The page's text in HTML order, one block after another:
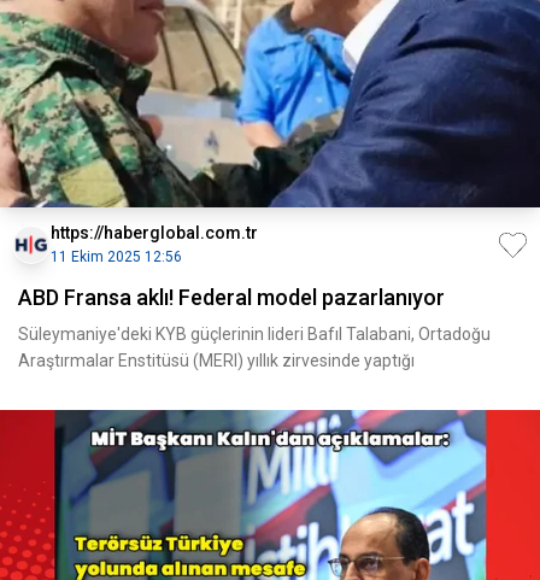
https://haberglobal.com.tr
11 Ekim 2025 12:56
ABD Fransa aklı! Federal model pazarlanıyor
Süleymaniye'deki KYB güçlerinin lideri Bafıl Talabani, Ortadoğu
Araştırmalar Enstitüsü (MERI) yıllık zirvesinde yaptığı